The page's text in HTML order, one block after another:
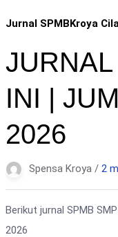
Jurnal SPMBKroya
INI |
2026
Spensa Kroya / 2
Berikut jurnal SPMB
2026